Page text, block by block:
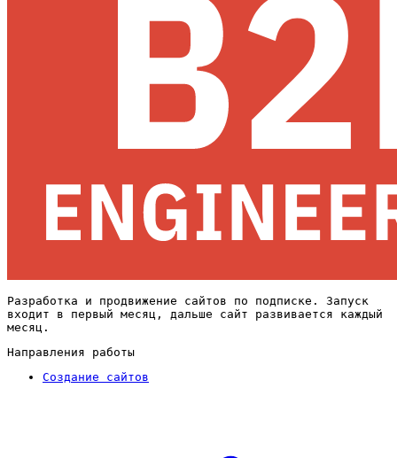
Разработка и продвижение сайтов по подписке. Запуск
входит в первый месяц, дальше сайт развивается каждый
месяц.
Направления работы
Создание сайтов